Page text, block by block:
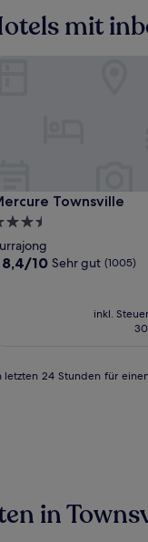
mit
Townsville
Townsville
Townsville
Unterkunft
8.4
8,4/10 Sehr gut (1005)
inkl.
24 Stunden für
in